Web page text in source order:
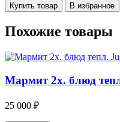
Купить товар
В избранное
Похожие товары
Мармит 2х. блюд
25 000 ₽